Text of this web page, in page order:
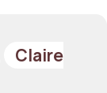
Claire